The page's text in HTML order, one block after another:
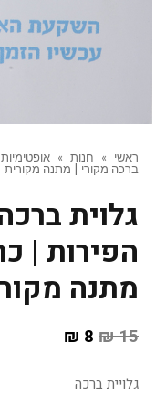
ראשי » חנות » אופטימיות
ברכה מקורי | מתנה מקורית
גלוית
הפירות |
מתנה
15
₪
8
₪
גלויית ברכה